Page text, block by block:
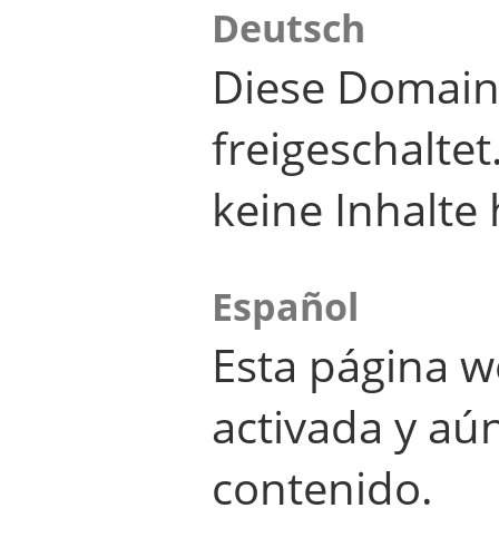
Deutsch
Diese
keine Inhalte
Español
Esta página
activada y
contenido.